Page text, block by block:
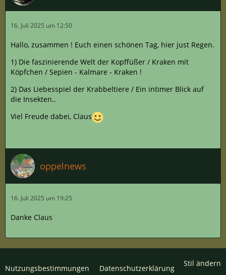
16. Juli 2025 um 12:50
Hallo, zusammen ! Euch einen schönen Tag, hier just Regen.
1) Die faszinierende Welt der Kopffüßer / Kraken mit
Köpfchen / Sepien - Kalmare - Kraken !
2) Das Liebesspiel der Krabbeltiere / Ein intimer Blick auf
die Insekten..
Viel Freude dabei, Claus
oppelnews
16. Juli 2025 um 19:25
Danke Claus
Stil ändern
Nutzungsbestimmungen Datenschutzerklärung